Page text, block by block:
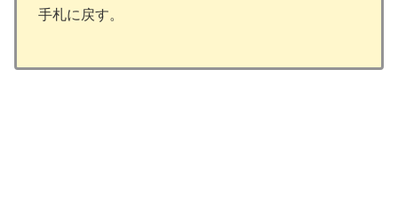
手札に戻す。